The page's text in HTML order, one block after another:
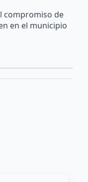
compromiso de
en el municipio